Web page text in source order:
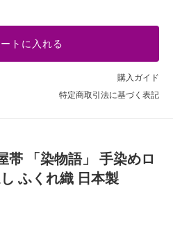
トに入れる
購入ガイド
特定商取引法に基づく表記
帯 「染物語」 手染めロ
ふくれ織 日本製